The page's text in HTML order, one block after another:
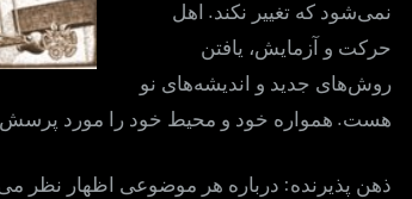
نمی‌شود که تغییر نکند. اهل
حرکت و آزمایش، یافتن
روش‌های جدید و اندیشه‌های نو
هست. همواره خود و محیط خود را مورد
ذهن پذیرنده: درباره هر موضوعی اظهار نظر